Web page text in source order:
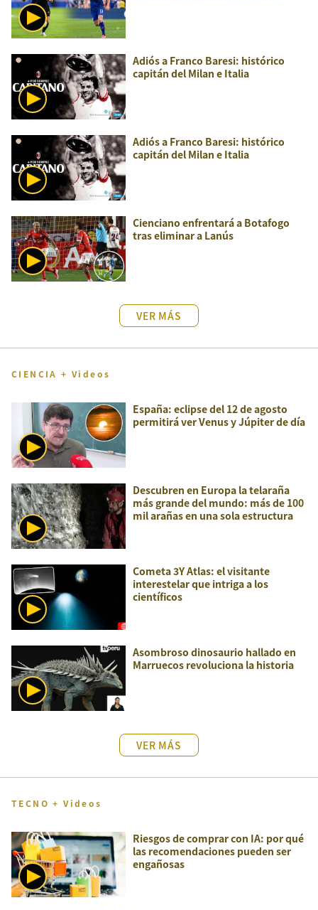
Adiós a Franco Baresi: histórico
capitán del Milan e Italia
Adiós a Franco Baresi: histórico
capitán del Milan e Italia
Cienciano enfrentará a Botafogo
tras eliminar a Lanús
VER MÁS
CIENCIA + Videos
España: eclipse del 12 de agosto
permitirá ver Venus y Júpiter de día
Descubren en Europa la telaraña
más grande del mundo: más de 100
mil arañas en una sola estructura
Cometa 3Y Atlas: el visitante
interestelar que intriga a los
científicos
Asombroso dinosaurio hallado en
Marruecos revoluciona la historia
VER MÁS
TECNO + Videos
Riesgos de comprar con IA: por qué
las recomendaciones pueden ser
engañosas